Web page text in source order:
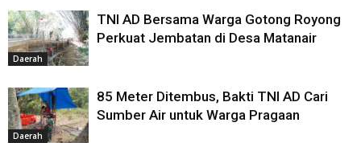
Daerah
TNI AD Bersama Warga Gotong Royong
Perkuat Jembatan di Desa Matanair
Daerah
85 Meter Ditembus, Bakti TNI AD Cari
Sumber Air untuk Warga Pragaan